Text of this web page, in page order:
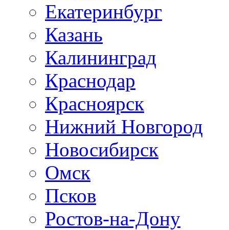
Екатеринбург
Казань
Калининград
Краснодар
Красноярск
Нижний Новгород
Новосибирск
Омск
Псков
Ростов-на-Дону